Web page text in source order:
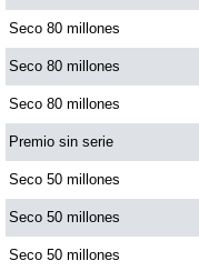
Pick 3 Día
Pick 3 Noche
Pick 4 Día
Pick 4 Noche
Seco 80 millones
Seco 80 millones
Seco 80 millones
Premio sin serie
Seco 50 millones
Seco 50 millones
Seco 50 millones